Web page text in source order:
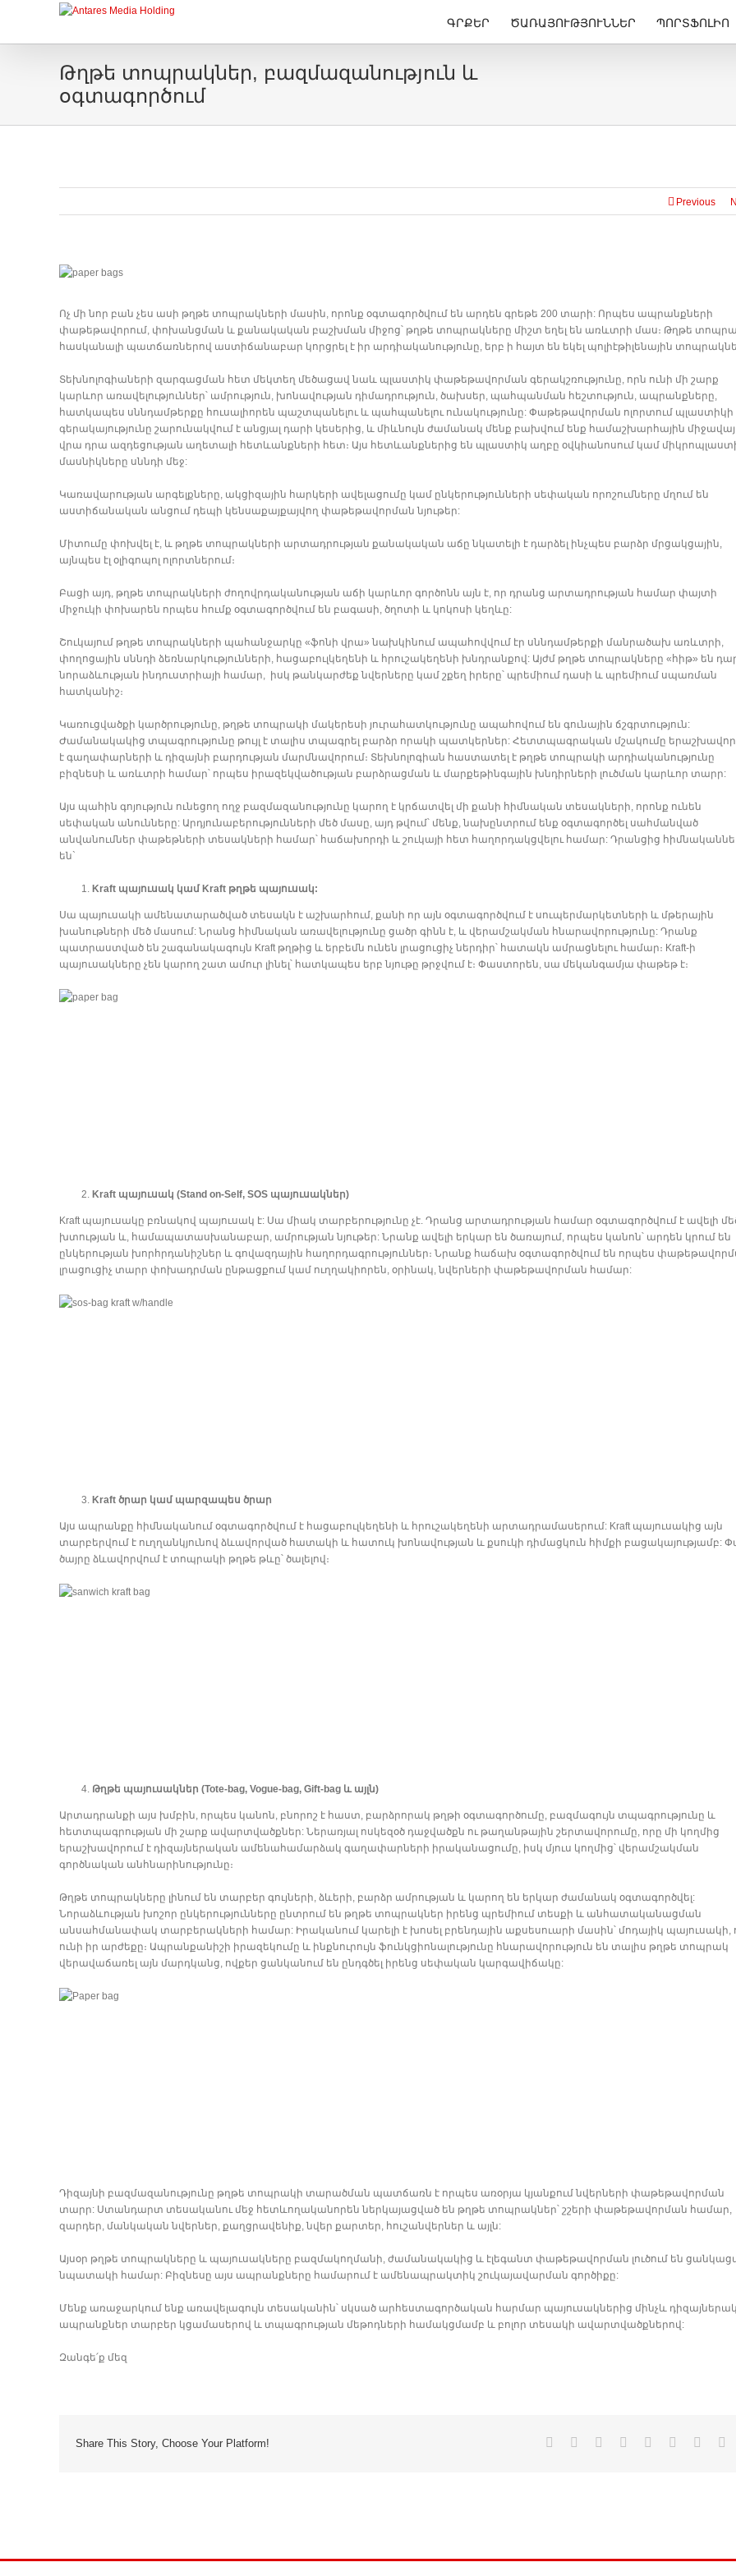
ԳՐՔԵՐ ԾԱՌԱՅՈՒԹՅՈՒՆՆԵՐ ՊՈՐՏՖՈԼԻՈ
Թղթե տոպրակներ, բազմազանություն և
օգտագործում
Previous
Ոչ մի նոր բան չես ասի թղթե տոպրակների մասին, որոնք օգտագործվում են արդեն գրեթե 200 տարի: Որպես ապրանքների
փաթեթավորում, փոխանցման և քանակական բաշխման միջոց՝ թղթե տոպրակները միշտ եղել են առևտրի մաս։ Թղթե
հասկանալի պատճառներով աստիճանաբար կորցրել է իր արդիականությունը, երբ ի հայտ են եկել պոլիէթիլենային
Տեխնոլոգիաների զարգացման հետ մեկտեղ մեծացավ նաև պլաստիկ փաթեթավորման գերակշռությունը, որն ունի մի շարք
կարևոր առավելություններ՝ ամրություն, խոնավության դիմադրություն, ծախսեր, պահպանման հեշտություն, ապրանքները,
հատկապես սննդամթերքը հուսալիորեն պաշտպանելու և պահպանելու ունակությունը: Փաթեթավորման ոլորտում պլաստիկի
գերակայությունը շարունակվում է անցյալ դարի կեսերից, և միևնույն ժամանակ մենք բախվում ենք համաշխարհային
վրա դրա ազդեցության աղետալի հետևանքների հետ։ Այս հետևանքներից են պլաստիկ աղբը օվկիանոսում կամ
մասնիկները սննդի մեջ:
Կառավարության արգելքները, ակցիզային հարկերի ավելացումը կամ ընկերությունների սեփական որոշումները մղում են
աստիճանական անցում դեպի կենսաքայքայվող փաթեթավորման նյութեր:
Միտումը փոխվել է, և թղթե տոպրակների արտադրության քանակական աճը նկատելի է դարձել ինչպես բարձր մրցակցային,
այնպես էլ օլիգոպոլ ոլորտներում։
Բացի այդ, թղթե տոպրակների ժողովրդականության աճի կարևոր գործոնն այն է, որ դրանց արտադրության համար փայտի
միջուկի փոխարեն որպես հումք օգտագործվում են բագասի, ծղոտի և կոկոսի կեղևը:
Շուկայում թղթե տոպրակների պահանջարկը «ֆոնի վրա» նախկինում ապահովվում էր սննդամթերքի մանրածախ առևտրի,
փողոցային սննդի ձեռնարկությունների, հացաբուլկեղենի և հրուշակեղենի խնդրանքով: Այժմ թղթե տոպրակները «հիթ» են
նորաձևության ինդուստրիայի համար, իսկ թանկարժեք նվերները կամ շքեղ իրերը՝ պրեմիում դասի և պրեմիում սպառման
հատկանիշ։
Կառուցվածքի կարծրությունը, թղթե տոպրակի մակերեսի յուրահատկությունը ապահովում են գունային ճշգրտություն:
Ժամանակակից տպագրությունը թույլ է տալիս տպագրել բարձր որակի պատկերներ: Հետտպագրական մշակումը
է գաղափարների և դիզայնի բարդության մարմնավորում։ Տեխնոլոգիան հաստատել է թղթե տոպրակի արդիականությունը
բիզնեսի և առևտրի համար՝ որպես իրազեկվածության բարձրացման և մարքեթինգային խնդիրների լուծման կարևոր տարր:
Այս պահին գոյություն ունեցող ողջ բազմազանությունը կարող է կրճատվել մի քանի հիմնական տեսակների, որոնք ունեն
սեփական անունները: Արդյունաբերությունների մեծ մասը, այդ թվում՝ մենք, նախընտրում ենք օգտագործել սահմանված
անվանումներ փաթեթների տեսակների համար՝ հաճախորդի և շուկայի հետ հաղորդակցվելու համար: Դրանցից
են`
Kraft պայուսակ կամ Kraft թղթե պայուսակ:
Սա պայուսակի ամենատարածված տեսակն է աշխարհում, քանի որ այն օգտագործվում է սուպերմարկետների և մթերային
խանութների մեծ մասում: Նրանց հիմնական առավելությունը ցածր գինն է, և վերամշակման հնարավորությունը: Դրանք
պատրաստված են շագանակագույն Kraft թղթից և երբեմն ունեն լրացուցիչ ներդիր՝ հատակն ամրացնելու համար։ Kraft-ի
պայուսակները չեն կարող շատ ամուր լինել՝ հատկապես երբ նյութը թրջվում է։ Փաստորեն, սա մեկանգամյա փաթեթ է։
Kraft պայուսակ (Stand on-Self, SOS պայուսակներ)
Kraft պայուսակը բռնակով պայուսակ է: Սա միակ տարբերությունը չէ. Դրանց արտադրության համար օգտագործվում է ավելի
խտության և, համապատասխանաբար, ամրության նյութեր: Նրանք ավելի երկար են ծառայում, որպես կանոն՝ արդեն կրում են
ընկերության խորհրդանիշներ և գովազդային հաղորդագրություններ։ Նրանք հաճախ օգտագործվում են որպես
լրացուցիչ տարր փոխադրման ընթացքում կամ ուղղակիորեն, օրինակ, նվերների փաթեթավորման համար:
Kraft ծրար կամ պարզապես ծրար
Այս ապրանքը հիմնականում օգտագործվում է հացաբուլկեղենի և հրուշակեղենի արտադրամասերում: Kraft պայուսակից այն
տարբերվում է ուղղանկյունով ձևավորված հատակի և հատուկ խոնավության և քսուկի դիմացկուն հիմքի բացակայությամբ:
ծայրը ձևավորվում է տոպրակի թղթե թևը՝ ծալելով։
Թղթե պայուսակներ (Tote-bag, Vogue-bag, Gift-bag և այլն)
Արտադրանքի այս խմբին, որպես կանոն, բնորոշ է հաստ, բարձրորակ թղթի օգտագործումը, բազմագույն տպագրությունը և
հետտպագրության մի շարք ավարտվածքներ: Ներառյալ ոսկեզօծ դաջվածքն ու թաղանթային շերտավորումը, որը մի կողմից
երաշխավորում է դիզայներական ամենահամարձակ գաղափարների իրականացումը, իսկ մյուս կողմից՝ վերամշակման
գործնական անհնարինությունը։
Թղթե տոպրակները լինում են տարբեր գույների, ձևերի, բարձր ամրության և կարող են երկար ժամանակ օգտագործվել:
Նորաձևության խոշոր ընկերությունները ընտրում են թղթե տոպրակներ իրենց պրեմիում տեսքի և անհատականացման
անսահմանափակ տարբերակների համար: Իրականում կարելի է խոսել բրենդային աքսեսուարի մասին՝ մոդայիկ պայուսակի,
ունի իր արժեքը։ Ապրանքանիշի իրազեկումը և ինքնուրույն ֆունկցիոնալությունը հնարավորություն են տալիս թղթե տոպրակ
վերավաճառել այն մարդկանց, ովքեր ցանկանում են ընդգծել իրենց սեփական կարգավիճակը:
Դիզայնի բազմազանությունը թղթե տոպրակի տարածման պատճառն է որպես առօրյա կյանքում նվերների փաթեթավորման
տարր: Ստանդարտ տեսականու մեջ հետևողականորեն ներկայացված են թղթե տոպրակներ՝ շշերի փաթեթավորման համար,
զարդեր, մանկական նվերներ, քաղցրավենիք, նվեր քարտեր, հուշանվերներ և այլն:
Այսօր թղթե տոպրակները և պայուսակները բազմակողմանի, ժամանակակից և էլեգանտ փաթեթավորման լուծում են
նպատակի համար: Բիզնեսը այս ապրանքները համարում է ամենապրակտիկ շուկայավարման գործիքը:
Մենք առաջարկում ենք առավելագույն տեսականին՝ սկսած արհեստագործական հարմար պայուսակներից մինչև
ապրանքներ տարբեր կցամասերով և տպագրության մեթոդների համակցմամբ և բոլոր տեսակի ավարտվածքներով:
Զանգե՛ք մեզ
Share This Story, Choose Your Platform!